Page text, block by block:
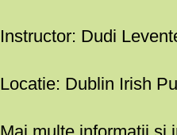
Instructor: Dudi
Locatie: Dublin Irish